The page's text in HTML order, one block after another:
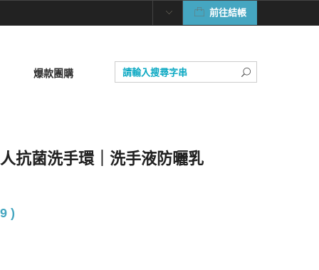
前往結帳
爆款團購
抗菌洗手環｜洗手液防曬乳
)